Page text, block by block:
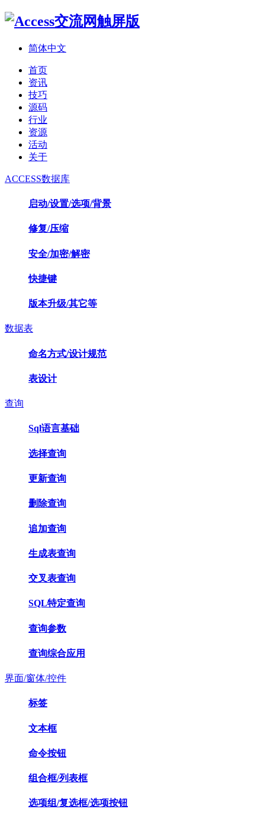
简体中文
首页
资讯
技巧
源码
行业
资源
活动
关于
ACCESS数据库
启动/设置/选项/背景
修复/压缩
安全/加密/解密
快捷键
版本升级/其它等
数据表
命名方式/设计规范
表设计
查询
Sql语言基础
选择查询
更新查询
删除查询
追加查询
生成表查询
交叉表查询
SQL特定查询
查询参数
查询综合应用
界面/窗体/控件
标签
文本框
命令按钮
组合框/列表框
选项组/复选框/选项按钮